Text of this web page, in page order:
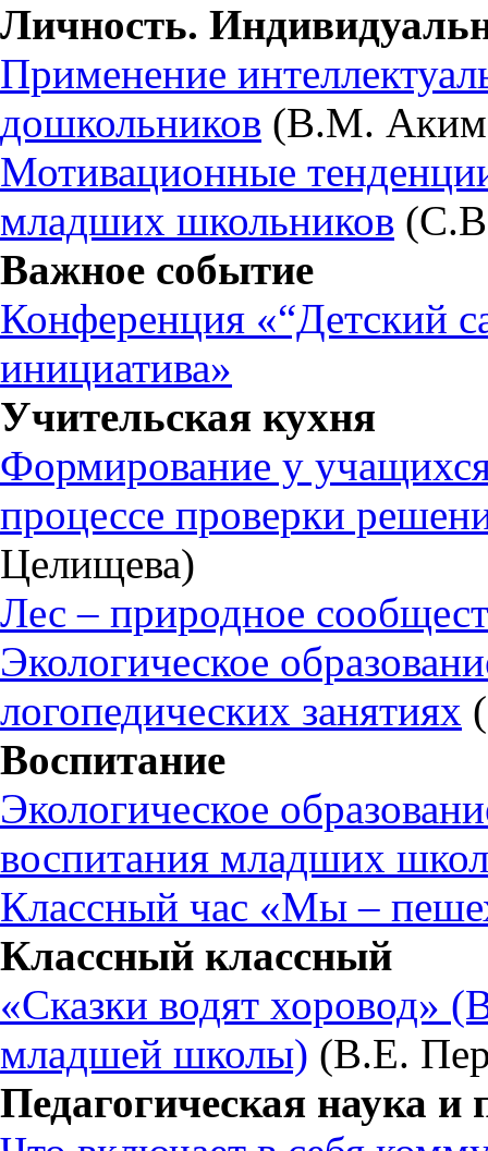
Личность.
Применение
дошкольников (В.М.
Мотивационные
младших школьников
Важное событие
Конференция «“Детский
инициатива»
Учительская кухня
Формирование у
процессе проверки
Целищева)
Лес – природное
Экологическое
логопедических занятиях
Воспитание
Экологическое
воспитания младших
Классный час «Мы –
Классный классный
«Сказки водят хоровод»
младшей школы) (В.Е.
Педагогическая наука и